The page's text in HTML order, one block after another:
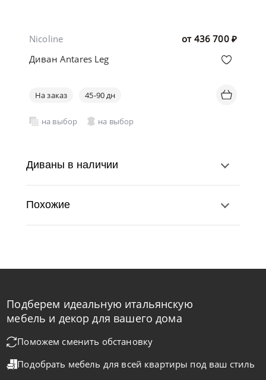
от 436 700 ₽
Nicoline
Диван Antares Leg
На заказ 45-90 дн
на выбор на выбор
от
Nicoline
На заказ 45-90 дн
Диваны в наличии
Похожие
Подберем идеальную итальянскую
мебель и декор для вашего дома
Поможем сменить обстановку
Подобрать мебель для всей квартиры под ваш стиль